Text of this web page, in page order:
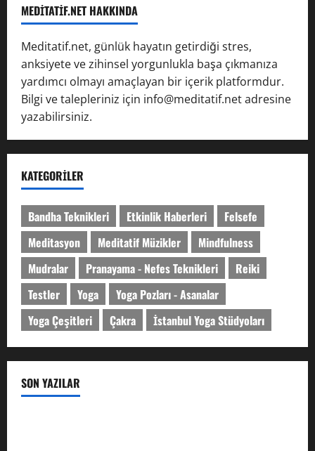
MEDITATIF.NET HAKKINDA
Meditatif.net, günlük hayatın getirdiği stres,
anksiyete ve zihinsel yorgunlukla başa çıkmanıza
yardımcı olmayı amaçlayan bir içerik platformdur.
Bilgi ve talepleriniz için info@meditatif.net adresine
yazabilirsiniz.
KATEGORILER
Bandha Teknikleri Etkinlik Haberleri
Felsefe
Meditasyon
Meditatif Müzikler
Mindfulness
Mudralar
Pranayama - Nefes Teknikleri
Reiki
Testler
Yoga
Yoga Pozları - Asanalar
Yoga Çeşitleri
Çakra İstanbul Yoga Stüdyoları
SON YAZILAR